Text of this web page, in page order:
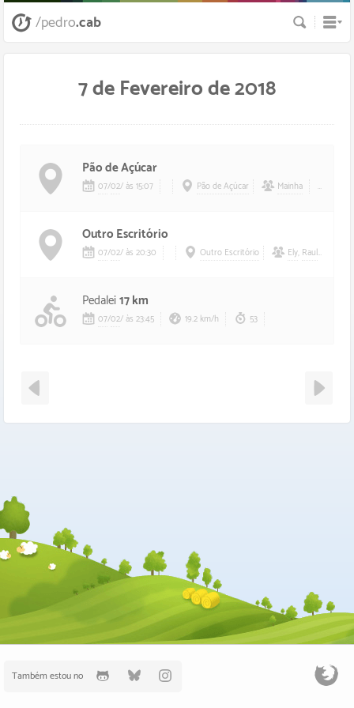
/pedro.cab Busca
7 de Fevereiro de 2018
Pão de Açúcar
07/02/ às 15:07 Pão de Açúcar Mainha
Outro Escritório
07/02/às 20:30 Outro Escritório Ely Raul
Pedalei17 km
07/02/ às 23:45 19.2 km/h 53
Também estou no